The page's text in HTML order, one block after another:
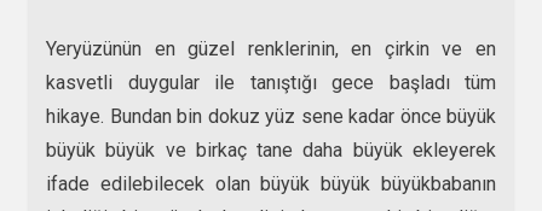
Yeryüzünün en güzel renklerinin, en çirkin ve en
kasvetli duygular ile tanıştığı gece başladı tüm
hikaye. Bundan bin dokuz yüz sene kadar önce büyük
büyük büyük ve birkaç tane daha büyük ekleyerek
ifade edilebilecek olan büyük büyük büyükbabanın